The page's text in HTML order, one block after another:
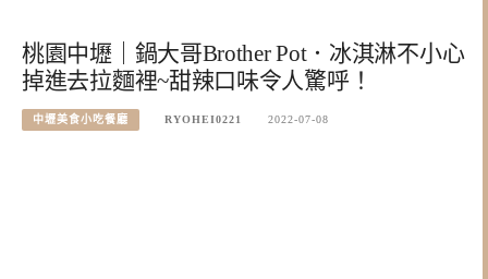
桃園中壢｜鍋大哥Brother Pot．冰淇淋不小心
掉進去拉麵裡~甜辣口味令人驚呼！
中壢美食小吃餐廳 RYOHEI0221 2022-07-08